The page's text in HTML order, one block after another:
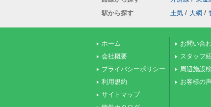
駅から探す
土気 / 大網 /
ホーム
会社概要
プライバシーポリシー
利用規約
サイトマップ
お問い合
スタッフ
周辺施設
お客様の